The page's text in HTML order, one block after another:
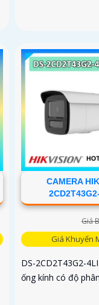
CAMERA
Giá
Giá Khuyến
DS-2CD2T43G2-
ống kính có độ